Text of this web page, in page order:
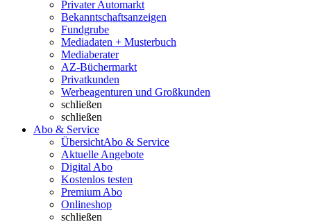
Privater Automarkt
Bekanntschaftsanzeigen
Fundgrube
Mediadaten + Musterbuch
Mediaberater
AZ-Büchermarkt
Privatkunden
Werbeagenturen und Großkunden
schließen
schließen
Abo & Service
ÜbersichtAbo & Service
Aktuelle Angebote
Digital Abo
Kostenlos testen
Premium Abo
Onlineshop
schließen